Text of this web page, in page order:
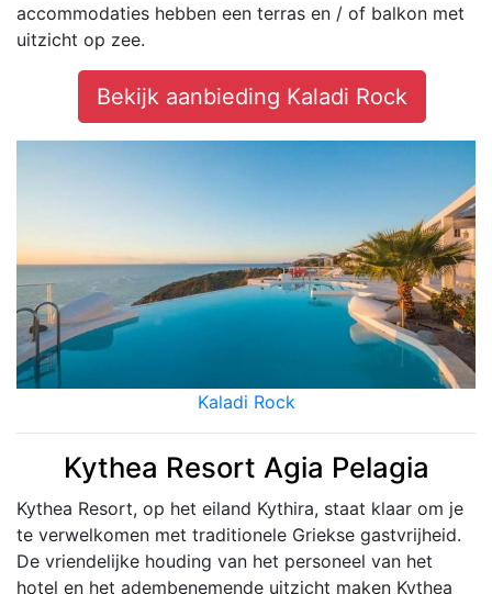
accommodaties hebben een terras en / of balkon met
uitzicht op zee.
Bekijk aanbieding Kaladi Rock
Kaladi Rock
Kythea Resort Agia Pelagia
Kythea Resort, op het eiland Kythira, staat klaar om je
te verwelkomen met traditionele Griekse gastvrijheid.
De vriendelijke houding van het personeel van het
hotel en het adembenemende uitzicht maken Kythea